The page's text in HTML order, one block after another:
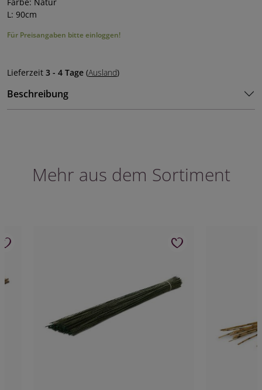
L: 90cm
Für Preisangaben bitte einloggen!
Lieferzeit 3 - 4 Tage (Ausland)
Beschreibung
Mehr aus dem Sortiment